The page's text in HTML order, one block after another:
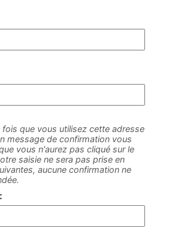
fois que vous utilisez cette adresse
message de confirmation vous
vous n'aurez pas cliqué sur le
saisie ne sera pas prise en
aucune confirmation ne